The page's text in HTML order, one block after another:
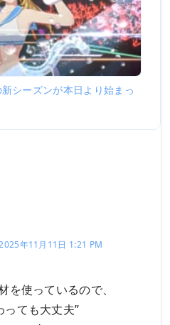
シーズンが本日より始まっ
年11月11日 1:21 PM
を使っているので、
ても大丈夫”